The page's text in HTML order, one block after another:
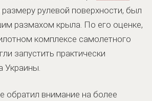
рулевой поверхности, был
размахом крыла. По его оценке,
комплексе самолетного
запустить практически
Украины.
обратил внимание на более